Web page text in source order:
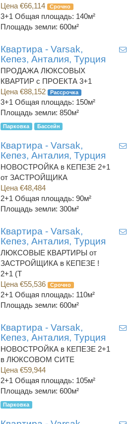
Цена €66,114
Срочно
3+1 Общая площадь: 140м²
Площадь земли: 600м²
Квартира - Varsak,
Кепез, Анталия, Турция
ПРОДАЖА ЛЮКСОВЫХ
КВАРТИР с ПРОЕКТА 3+1
Цена €88,152
Рассрочка
3+1 Общая площадь: 150м²
Площадь земли: 850м²
Парковка Бассейн
Квартира - Varsak,
Кепез, Анталия, Турция
НОВОСТРОЙКА в КЕПЕЗЕ 2+1
от ЗАСТРОЙЩИКА
Цена €48,484
2+1 Общая площадь: 90м²
Площадь земли: 300м²
Квартира - Varsak,
Кепез, Анталия, Турция
ЛЮКСОВЫЕ КВАРТИРЫ от
ЗАСТРОЙЩИКА в КЕПЕЗЕ !
2+1 (T
Цена €55,536
Срочно
2+1 Общая площадь: 110м²
Площадь земли: 600м²
Квартира - Varsak,
Кепез, Анталия, Турция
НОВОСТРОЙКА в КЕПЕЗЕ 2+1
в ЛЮКСОВОМ СИТЕ
Цена €59,944
2+1 Общая площадь: 105м²
Площадь земли: 600м²
Парковка